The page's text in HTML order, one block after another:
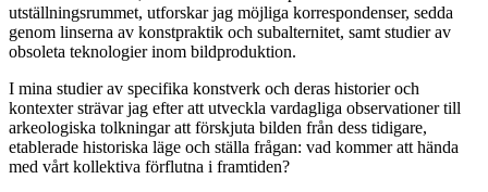
utställningsrummet, utforskar jag möjliga korrespondenser, sedda
genom linserna av konstpraktik och subalternitet, samt studier av
obsoleta teknologier inom bildproduktion.
I mina studier av specifika konstverk och deras historier och
kontexter strävar jag efter att utveckla vardagliga observationer till
arkeologiska tolkningar att förskjuta bilden från dess tidigare,
etablerade historiska läge och ställa frågan: vad kommer att hända
med vårt kollektiva förflutna i framtiden?